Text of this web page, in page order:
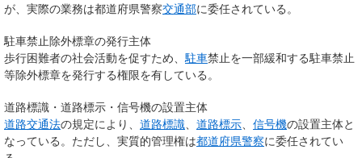
が、実際の業務は都道府県警察交通部に委任されている。
駐車禁止除外標章の発行主体
歩行困難者の社会活動を促すため、 駐車禁止を一部緩和する駐車禁止
等除外標章を発行する権限を有している。
道路標識・道路標示・信号機の設置主体
道路交通法の規定により、 道路標識 道路標示 信号機の設置主体と
なっている。ただし、実質的管理権は都道府県警察に委任されてい